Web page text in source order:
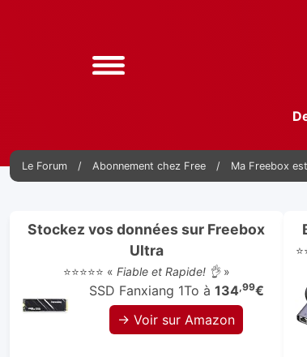
Le Forum Abonnement chez Free Ma Freebox
Stockez vos données sur Freebox
Ultra
⭐⭐⭐⭐⭐ « Fiable et Rapide! 👌»
SSD Fanxiang 1To à 134,99€
→ Voir sur Amazon